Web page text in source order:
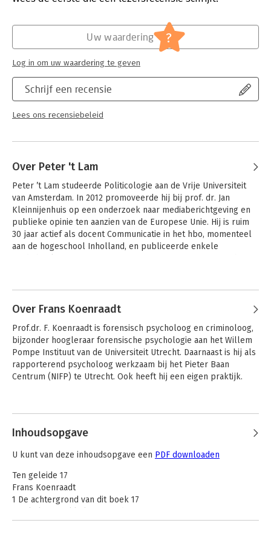
Gedenkboeken/Feestbundels/
Wetgeving [w.o. BIG; BOPZ
Schrijf een recensie
Lees ons recensiebeleid
Uw waardering ?
Log in om uw waardering te geven
Over Peter 't Lam
Peter ’t Lam studeerde Politicologie aan de Vrije Universiteit
van Amsterdam. In 2012 promoveerde hij bij prof. dr. Jan
Kleinnijenhuis op een onderzoek naar mediaberichtgeving en
publieke opinie ten aanzien van de Europese Unie. Hij is ruim
30 jaar actief als docent Communicatie in het hbo, momenteel
aan de hogeschool Inholland, en publiceerde enkele
De media-explosie
Kernbegrippen van
professionele
communicatie
Over Frans Koenraadt
Prof.dr. F. Koenraadt is forensisch psycholoog en criminoloog,
bijzonder hoogleraar forensische psychologie aan het Willem
Pompe Instituut van de Universiteit Utrecht. Daarnaast is hij als
rapporterend psycholoog werkzaam bij het Pieter Baan
Centrum (NIFP) te Utrecht. Ook heeft hij een eigen praktijk.
Andere boeken door Frans
Koenraadt
Inhoudsopgave
U kunt van deze inhoudsopgave een PDF downloaden
Ten geleide 17
Frans Koenraadt
1 De achtergrond van dit boek 17
3 De praktijk 19